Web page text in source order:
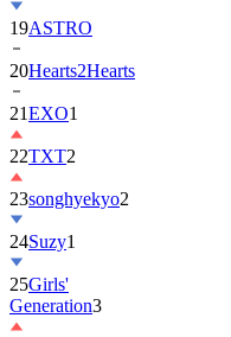
19ASTRO
20Hearts2Hearts
21EXO1
22TXT2
23songhyekyo2
24Suzy1
25Girls'
Generation3